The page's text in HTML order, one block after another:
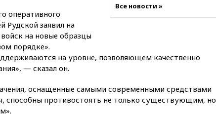
11:11 Одесса осталась без
10:31 ВС РФ ударили по
10:10
Премьер Японии снова
не упомянула, чья атомная
Все новости »
оперативного
Рудской заявил на
на новые образцы
порядке».
на уровне, позволяющем качественно
— сказал он.
оснащенные самыми современными средствами
способны противостоять не только существующим, но